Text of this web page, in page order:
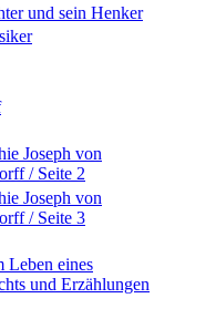
und sein Henker
Joseph von
/ Seite 2
Joseph von
/ Seite 3
Leben eines
und Erzählungen